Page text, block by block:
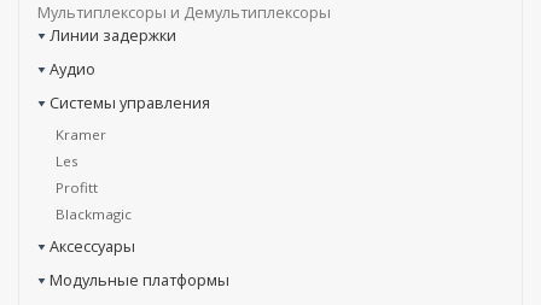
Мультиплексоры и Демультиплексоры
Линии задержки
Аудио
Системы управления
Kramer
Les
Profitt
Blackmagic
Аксессуары
Модульные платформы